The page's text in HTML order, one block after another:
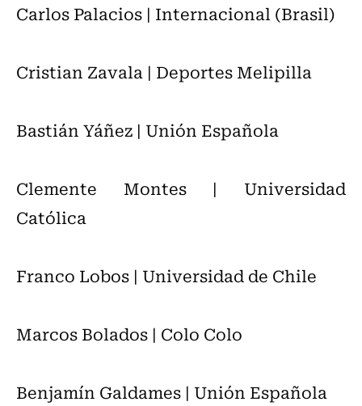
Carlos Palacios | Internacional (Brasil)
Cristian Zavala | Deportes Melipilla
Bastián Yáñez | Unión Española
Clemente Montes | Universidad
Católica
Franco Lobos | Universidad de Chile
Marcos Bolados | Colo Colo
Benjamín Galdames | Unión Española